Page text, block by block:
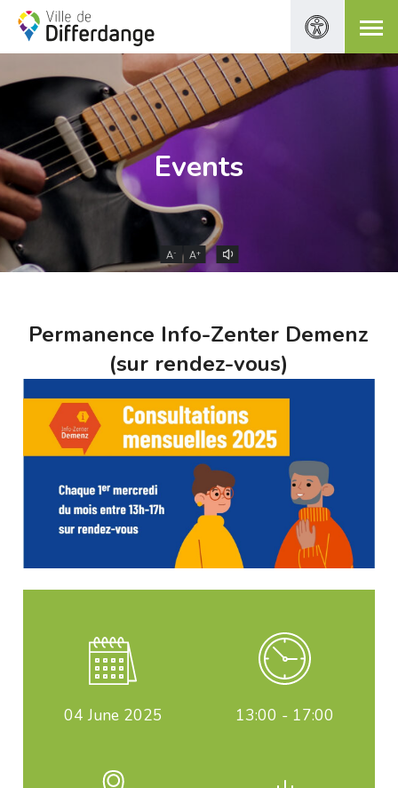
Events
A- A+
Permanence Info-Zenter Demenz
(sur rendez-vous)
04 June 2025 13:00 - 17:00